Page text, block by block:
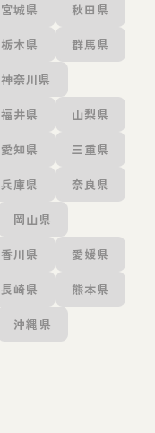
宮城県 秋田県
栃木県 群馬県
神奈川県
福井県 山梨県
愛知県 三重県
兵庫県 奈良県
岡山県
香川県 愛媛県
長崎県 熊本県
沖縄県